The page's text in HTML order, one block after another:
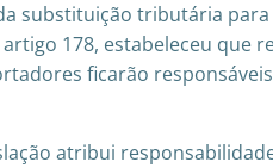
substituição tributária
artigo 178, estabeleceu
ficarão
atribui